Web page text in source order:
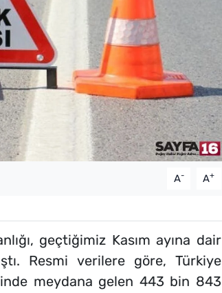
A- A+
geçtiğimiz Kasım ayına dair
Resmi verilere göre, Türkiye
meydana gelen 443 bin 843